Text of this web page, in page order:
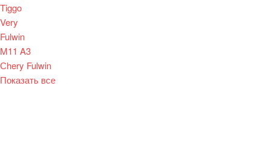
Tiggo
Very
Fulwin
M11 A3
Сhery Fulwin
Показать все